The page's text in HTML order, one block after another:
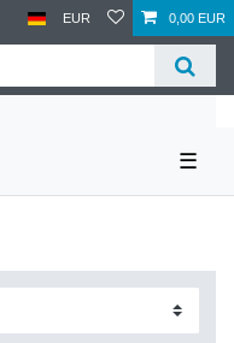
EUR 0,00 EUR
☰